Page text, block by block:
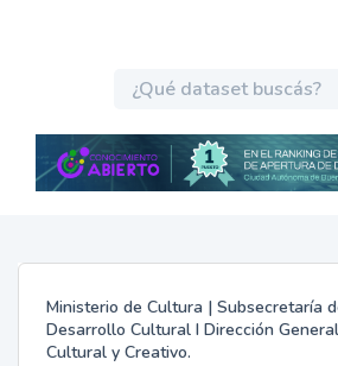
Ministerio de Cultura | Subsecretaría
Desarrollo Cultural I Dirección
Cultural y Creativo.